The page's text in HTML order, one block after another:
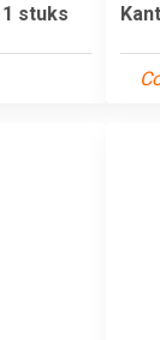
stuks